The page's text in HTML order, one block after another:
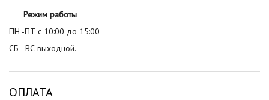
Режим работы
ПН -ПТ с 10:00 до 15:00
СБ - ВС выходной.
ОПЛАТА